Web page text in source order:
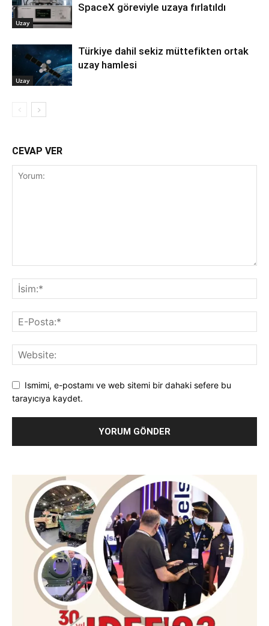
Uzay
SpaceX göreviyle uzaya fırlatıldı
Uzay
Türkiye dahil sekiz müttefikten ortak
uzay hamlesi
CEVAP VER
Ismimi, e-postamı ve web sitemi bir dahaki sefere bu
tarayıcıya kaydet.